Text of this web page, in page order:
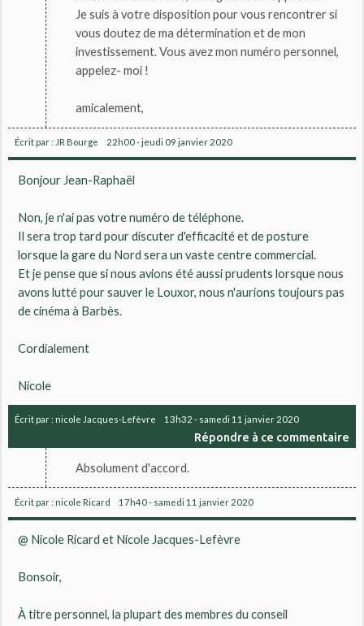
Je suis à votre disposition pour vous rencontrer si
vous doutez de ma détermination et de mon
investissement. Vous avez mon numéro personnel,
appelez- moi !
amicalement,
Écrit par : JR Bourge 22h00-jeudi 09 janvier 2020
Bonjour Jean-Raphaël
Non, je n'ai pas votre numéro de téléphone.
Il sera trop tard pour discuter d'efficacité et de posture
lorsque la gare du Nord sera un vaste centre commercial.
Et je pense que si nous avions été aussi prudents lorsque nous
avons lutté pour sauver le Louxor, nous n'aurions toujours pas
de cinéma à Barbès.
Cordialement
Nicole
Écrit par : nicole Jacques-Lefèvre 13h32 - samedi 11 janvier 2020
Répondre à ce commentaire
Absolument d'accord.
Écrit par :nicole Ricard 17h40- samedi 11 janvier 2020
@ Nicole Ricard et Nicole Jacques-Lefèvre
Bonsoir,
À titre personnel, la plupart des membres du conseil